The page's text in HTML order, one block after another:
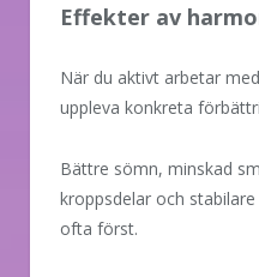
Effekter av
När du aktivt arbetar
uppleva konkreta
Bättre sömn, minskad
kroppsdelar och
ofta först.